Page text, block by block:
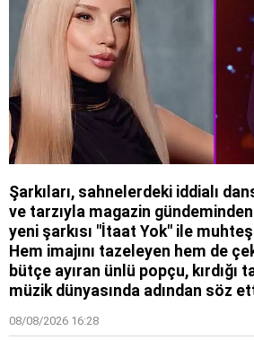
Şarkıları, sahnelerdeki iddialı
ve tarzıyla magazin
yeni şarkısı "İtaat Yok" ile
Hem imajını tazeleyen hem de
bütçe ayıran ünlü popçu, kırdığı
müzik dünyasında adından söz
08/08/2026 16:28